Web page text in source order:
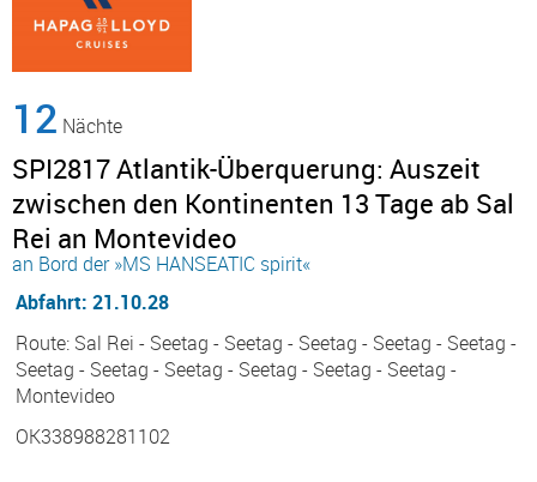
12 Nächte
SPI2817 Atlantik-Überquerung: Auszeit
zwischen den Kontinenten 13 Tage ab Sal
Rei an Montevideo
an Bord der »MS HANSEATIC spirit«
Abfahrt: 21.10.28
Route: Sal Rei - Seetag - Seetag - Seetag - Seetag - Seetag -
Seetag - Seetag - Seetag - Seetag - Seetag - Seetag -
Montevideo
OK338988281102